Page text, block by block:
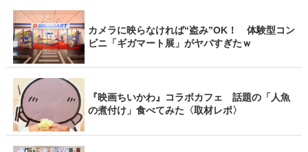
カメラに映らなければ“盗み”OK！ 体験型コン
ビニ「ギガマート展」がヤバすぎたｗ
『映画ちいかわ』コラボカフェ 話題の「人魚
の煮付け」食べてみた〈取材レポ〉